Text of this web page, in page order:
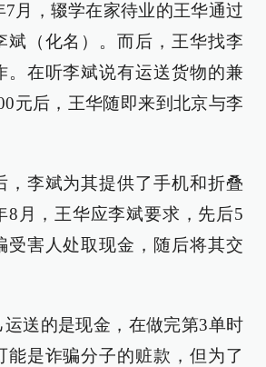
7月，辍学在家待业的王华通过
斌（化名）。而后，王华找李
。在听李斌说有运送货物的兼
元后，王华随即来到北京与李
，李斌为其提供了手机和折叠
8月，王华应李斌要求，先后5
受害人处取现金，随后将其交
送的是现金，在做完第3单时
能是诈骗分子的赃款，但为了